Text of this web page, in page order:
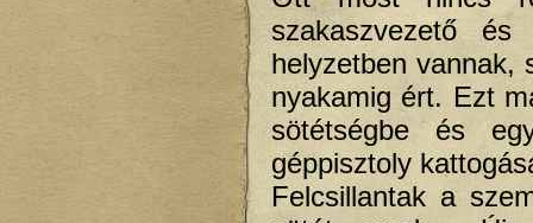
szakaszvezető
helyzetben vannak,
nyakamig ért. Ezt
sötétségbe és
géppisztoly
Felcsillantak a